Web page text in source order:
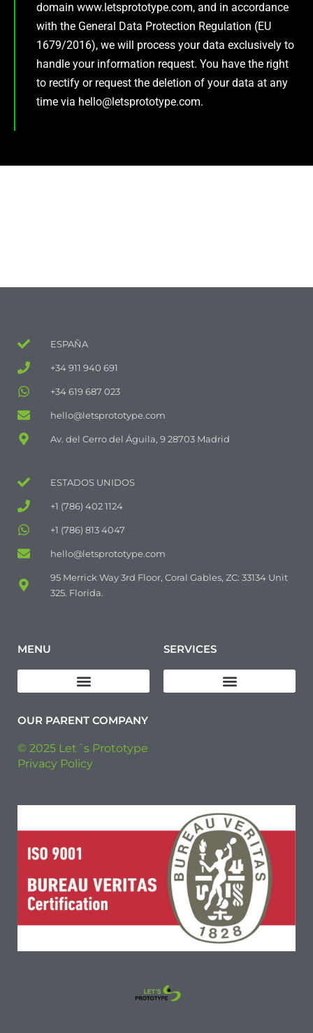
domain www.letsprototype.com, and in accordance
with the General Data Protection Regulation (EU
1679/2016), we will process your data exclusively to
handle your information request. You have the right
to rectify or request the deletion of your data at any
time via hello@letsprototype.com.
ESPAÑA
+34 911 940 691
+34 619 687 023
hello@letsprototype.com
Av. del Cerro del Águila, 9 28703 Madrid
ESTADOS UNIDOS
+1 (786) 402 1124
+1 (786) 813 4047
hello@letsprototype.com
95 Merrick Way 3rd Floor, Coral Gables, ZC: 33134 Unit
325. Florida.
MENU SERVICES
OUR PARENT COMPANY
© 2025 Let´s Prototype
Privacy Policy